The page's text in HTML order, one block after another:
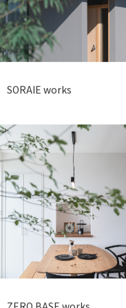
SORAIE works
ZERO BASE works